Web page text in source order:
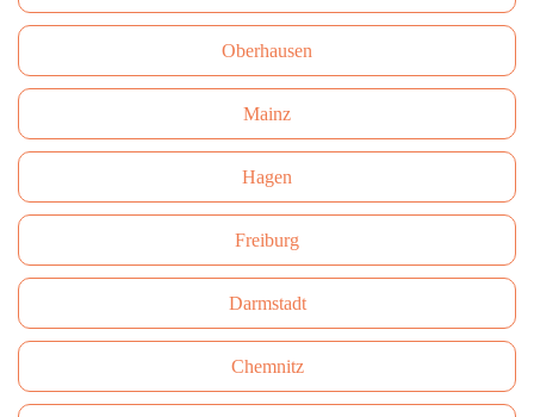
Oberhausen
Mainz
Hagen
Freiburg
Darmstadt
Сhemnitz